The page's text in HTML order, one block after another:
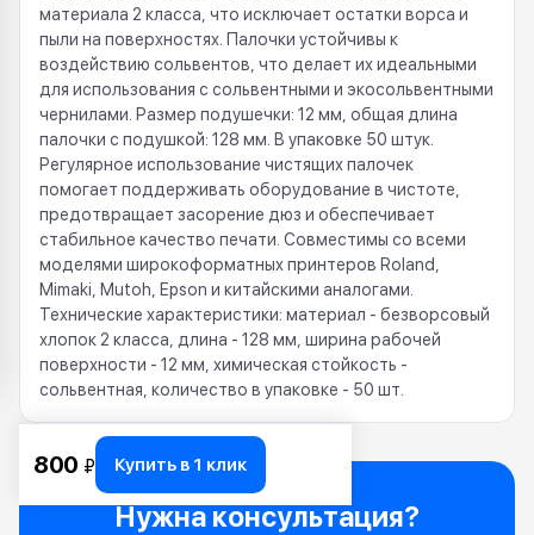
материала 2 класса, что исключает остатки ворса и
пыли на поверхностях. Палочки устойчивы к
воздействию сольвентов, что делает их идеальными
для использования с сольвентными и экосольвентными
чернилами. Размер подушечки: 12 мм, общая длина
палочки с подушкой: 128 мм. В упаковке 50 штук.
Регулярное использование чистящих палочек
помогает поддерживать оборудование в чистоте,
предотвращает засорение дюз и обеспечивает
стабильное качество печати. Совместимы со всеми
моделями широкоформатных принтеров Roland,
Mimaki, Mutoh, Epson и китайскими аналогами.
Технические характеристики: материал - безворсовый
хлопок 2 класса, длина - 128 мм, ширина рабочей
поверхности - 12 мм, химическая стойкость -
сольвентная, количество в упаковке - 50 шт.
800 ₽ Купить в 1 клик
Нужна консультация?